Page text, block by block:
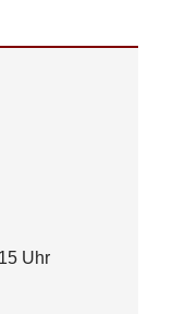
Uhr